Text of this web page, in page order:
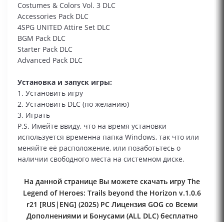
Costumes & Colors Vol. 3 DLC
Accessories Pack DLC
4SPG UNITED Attire Set DLC
BGM Pack DLC
Starter Pack DLC
Advanced Pack DLC
Установка и запуск игры:
1. Установить игру
2. Установить DLC (по желанию)
3. Играть
P.S. Имейте ввиду, что на время установки
используется временна папка Windows, так что или
меняйте её расположение, или позаботьтесь о
наличии свободного места на системном диске.
На данной странице Вы можете скачать игру The
Legend of Heroes: Trails beyond the Horizon v.1.0.6
r21 [RUS|ENG] (2025) PC Лицензия GOG со Всеми
Дополнениями и Бонусами (ALL DLC) бесплатно